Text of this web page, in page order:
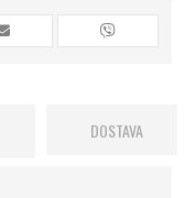
DOSTAVA